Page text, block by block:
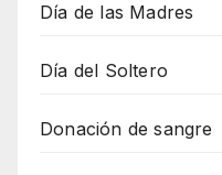
Día de las Madres
Día del Soltero
Donación de sangre